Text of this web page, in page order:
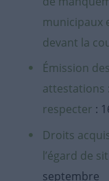
municipaux
devant la
Émission
attestations
respecter :
Droits
l’égard de
septembre